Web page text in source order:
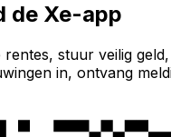
de Xe-app
stuur veilig
in, ontvang